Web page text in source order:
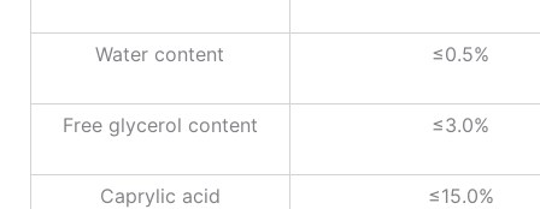
Water content ≤0.5%
Free glycerol content ≤3.0%
Caprylic acid ≤15.0%